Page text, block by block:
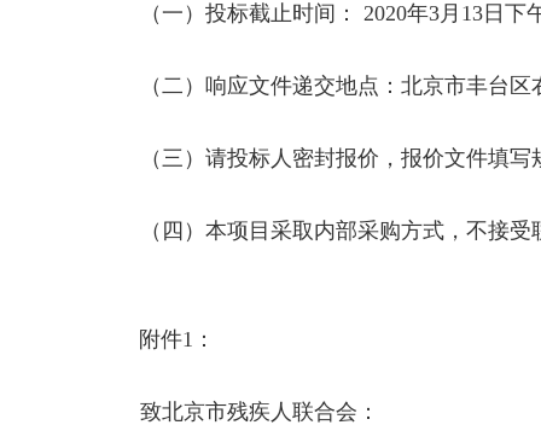
（一）投标截止时间： 2020年3月13日下
（二）响应文件递交地点：北京市丰台区
（三）请投标人密封报价，报价文件填写
（四）本项目采取内部采购方式，不接受
附件1：
致北京市残疾人联合会：